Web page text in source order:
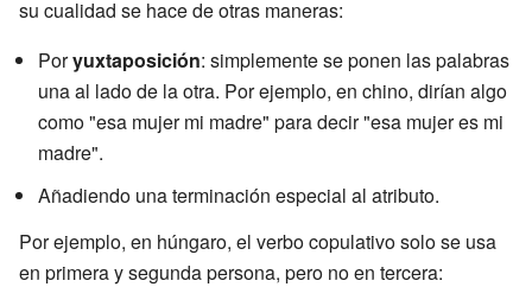
su cualidad se hace de otras maneras:
Poryuxtaposición: simplemente se ponen las palabras
una al lado de la otra. Por ejemplo, en chino, dirían algo
como "esa mujer mi madre" para decir "esa mujer es mi
madre".
Añadiendo una terminación especial al atributo.
Por ejemplo, en húngaro, el verbo copulativo solo se usa
en primera y segunda persona, pero no en tercera: